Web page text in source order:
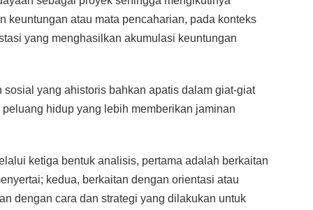
keuntungan atau mata pencaharian, pada konteks
yang menghasilkan akumulasi keuntungan
yang ahistoris bahkan apatis dalam giat-giat
hidup yang lebih memberikan jaminan
ketiga bentuk analisis, pertama adalah berkaitan
kedua, berkaitan dengan orientasi atau
dengan cara dan strategi yang dilakukan untuk